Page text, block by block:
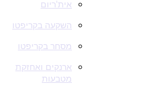
אית'ריום
השקעה בקריפטו
מסחר בקריפטו
ארנקים ואחזקת
מטבעות